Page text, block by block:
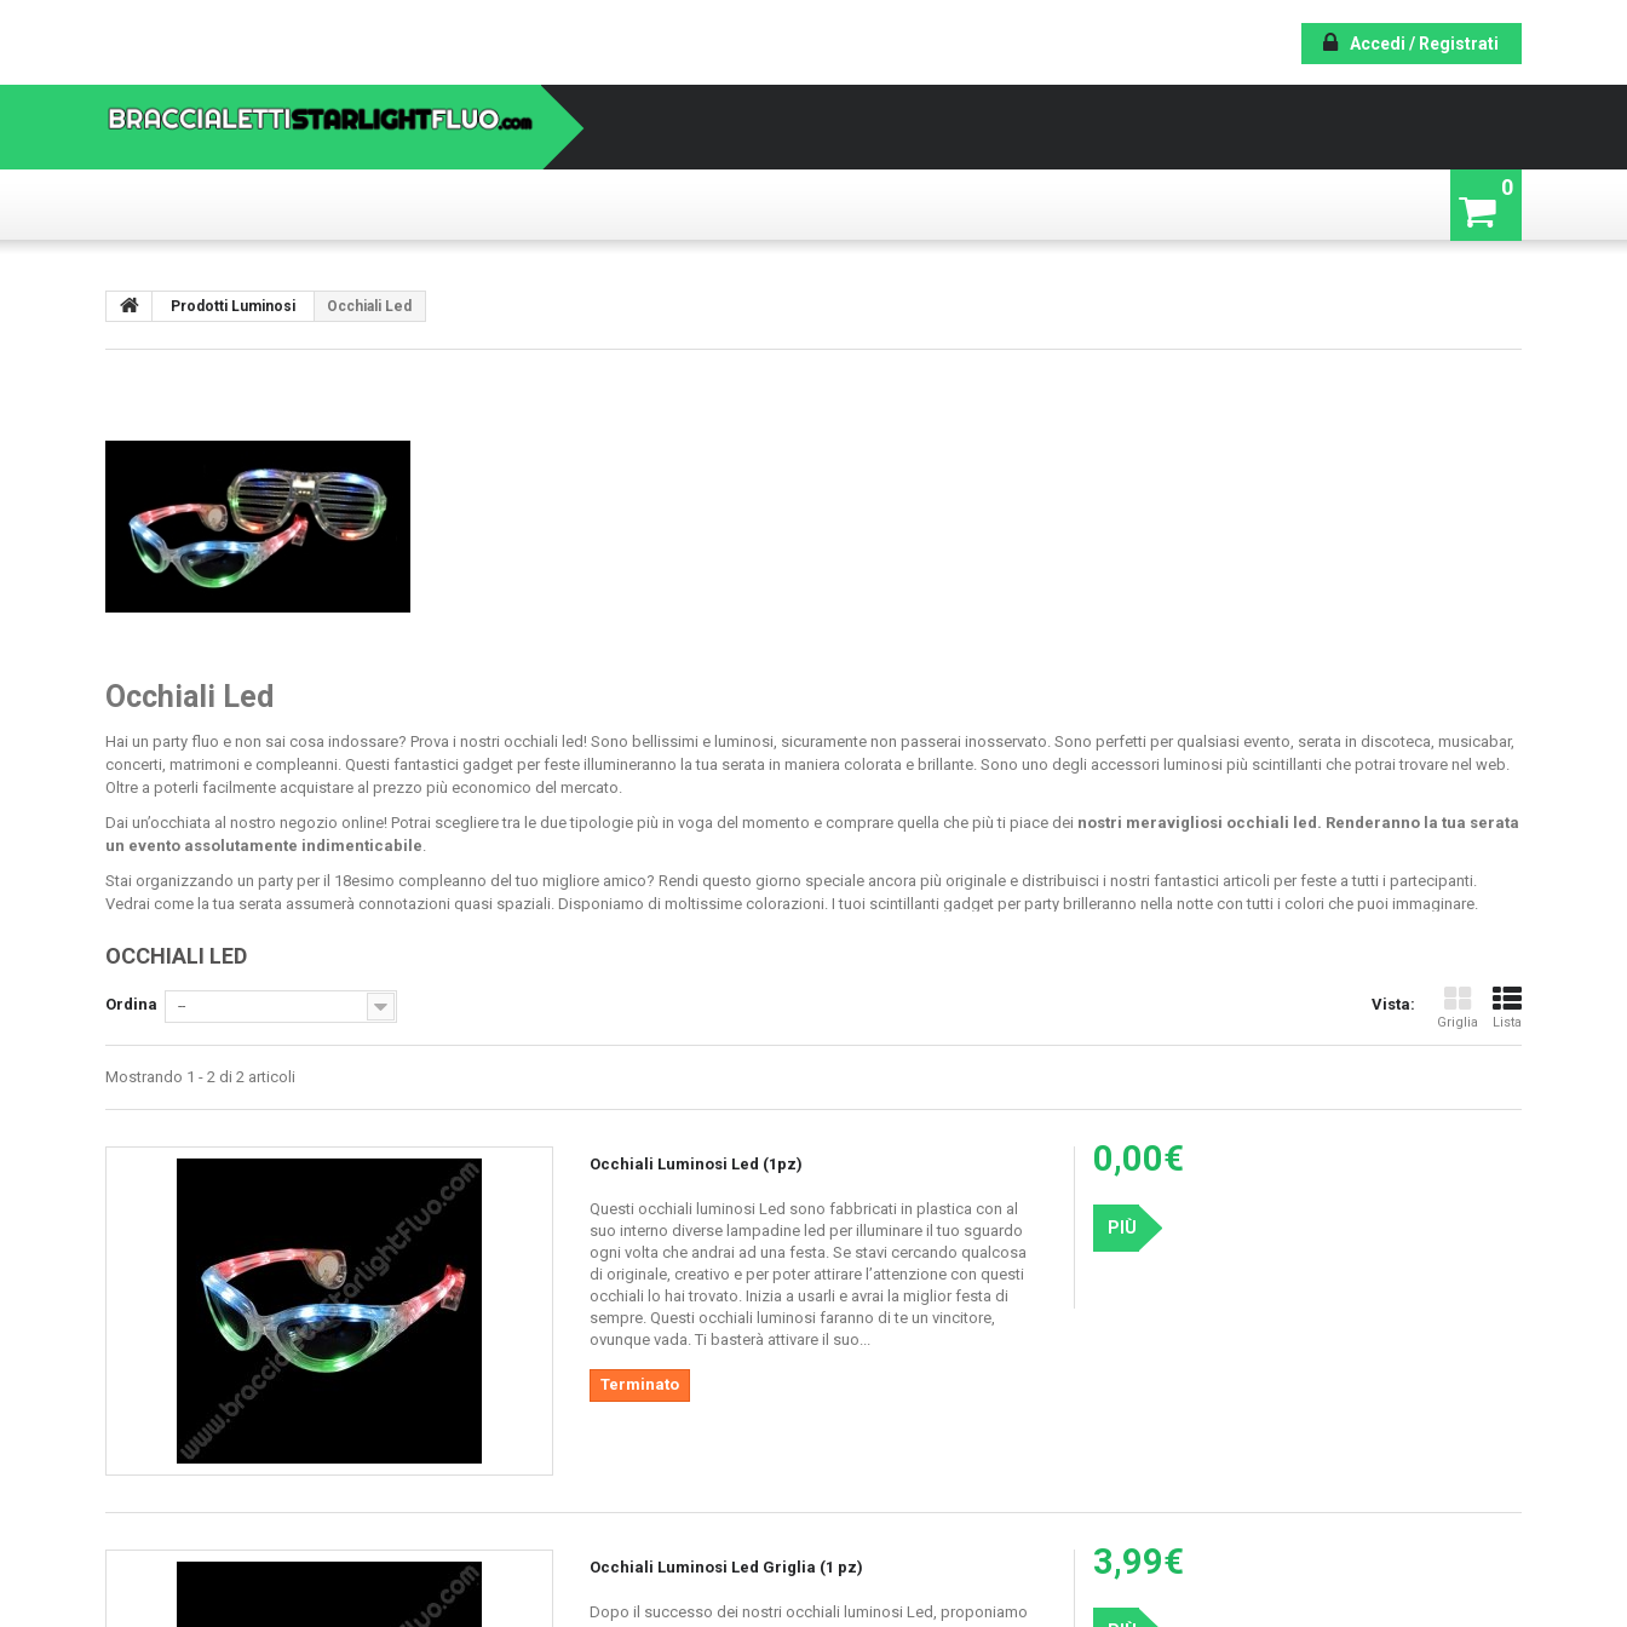
Accedi / Registrati
0
Prodotti Luminosi Occhiali Led
Occhiali Led
Hai un party fluo e non sai cosa indossare? Prova i nostri occhiali led! Sono bellissimi e luminosi, sicuramente non passerai inosservato. Sono perfetti per qualsiasi evento, serata in discoteca, musicabar,
concerti, matrimoni e compleanni. Questi fantastici gadget per feste illumineranno la tua serata in maniera colorata e brillante. Sono uno degli accessori luminosi più scintillanti che potrai trovare nel web.
Oltre a poterli facilmente acquistare al prezzo più economico del mercato.
Dai un’occhiata al nostro negozio online! Potrai scegliere tra le due tipologie più in voga del momento e comprare quella che più ti piace dei nostri meravigliosi occhiali led. Renderanno la tua serata
un evento assolutamente indimenticabile.
Stai organizzando un party per il 18esimo compleanno del tuo migliore amico? Rendi questo giorno speciale ancora più originale e distribuisci i nostri fantastici articoli per feste a tutti i partecipanti.
Vedrai come la tua serata assumerà connotazioni quasi spaziali. Disponiamo di moltissime colorazioni. I tuoi scintillanti gadget per party brilleranno nella notte con tutti i colori che puoi immaginare.
Occhiali con led di qualità e a prezzi economici nel nostro sito di vendita online
Grazie al disegno degli occhiali, questi fantastici gadget luminosi per feste possono essere utilizzati in una varietà inimmaginabile di eventi. Provate ad utilizzarli durante una serata in discoteca e vedrai
come avrai tutti gli occhi puntati addosso mentre ballate sotto gli effetti di luce del dj.
Grazie a questi occhiali con luci led incorporate potrai goderti la tua serata o evento speciale senza preoccuparti di nulla
accompagnare il tutto con un altro fantastico articolo per feste o gadget luminoso che ti darà un tocco ancora più neon con stile. Potrai trovare questi fantastici occhiali con la luce in due magnifici
Questi occhiali con luce led incorporata nelle stanghette illumineranno di lucerossa, verde e luce led blu
tutto l’oggetto luminoso, rendendolo completamente luminescente.
I nostri occhiali led da discoteca sono ideali per illuminare la notte ed accendere di luci led la tua serata! Cosa aspetti ad acquistare questi fantastici gadget per feste ad un prezzo assolutamente
economico nel nostro negozio online? Provate gli occhiali di luce blu! Sono bellissimi, economici e di qualità!
OCCHIALI LED
Vista:
Griglia Lista
Ordina --
Mostrando 1 - 2 di 2 articoli
Occhiali Luminosi Led (1pz)
Questi occhiali luminosi Led sono fabbricati in plastica con al
suo interno diverse lampadine led per illuminare il tuo sguardo
ogni volta che andrai ad una festa. Se stavi cercando qualcosa
di originale, creativo e per poter attirare l’attenzione con questi
occhiali lo hai trovato. Inizia a usarli e avrai la miglior festa di
sempre. Questi occhiali luminosi faranno di te un vincitore,
ovunque vada. Ti basterà attivare il suo...
Terminato
0,00€
PIÙ
Occhiali Luminosi Led Griglia (1 pz)
Dopo il successo dei nostri occhiali luminosi Led, proponiamo
3,99€